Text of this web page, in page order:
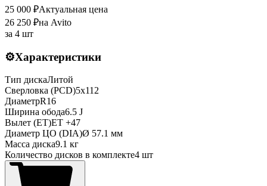
25 000 ₽Актуальная цена
26 250 ₽на Avito
за 4 шт
⚙️Характеристики
Тип дискаЛитой
Сверловка (PCD)5x112
ДиаметрR16
Ширина обода6.5 J
Вылет (ET)ET +47
Диаметр ЦО (DIA)Ø 57.1 мм
Масса диска9.1 кг
Количество дисков в комплекте4 шт